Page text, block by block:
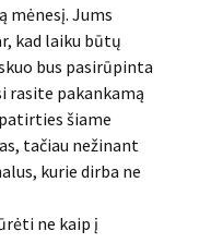
mėnesį. Jums
kad laiku būtų
bus pasirūpinta
rasite pakankamą
šiame
tačiau nežinant
kurie dirba ne
ne kaip į